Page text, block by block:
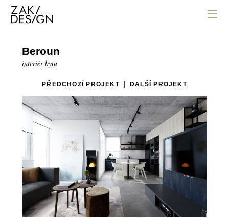
Beroun
interiér bytu
PŘEDCHOZÍ PROJEKT| DALŠÍ PROJEKT